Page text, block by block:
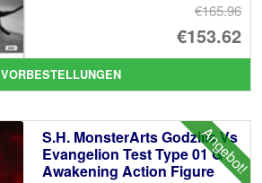
€165.96
€153.62
VORBESTELLUNGEN
Angebot!
S.H. MonsterArts Godzilla Vs
Evangelion Test Type 01 G
Awakening Action Figure